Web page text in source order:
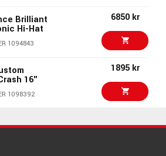
Finger
1070116
365 kr/st
OR 365 kr/st
Brilliant
Hi-Hat
1094843
6850 kr
16"
1098392
1895 kr